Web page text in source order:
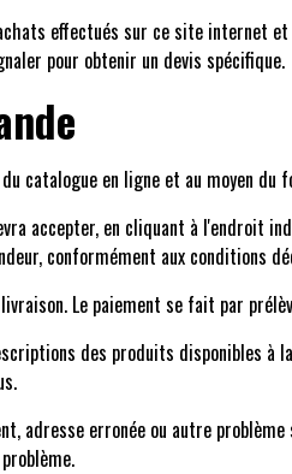
effectués sur ce site internet
pour obtenir un devis spécifique.
catalogue en ligne et au moyen
accepter, en cliquant à l'endroit
conformément aux conditions
Le paiement se fait par
des produits disponibles
adresse erronée ou autre